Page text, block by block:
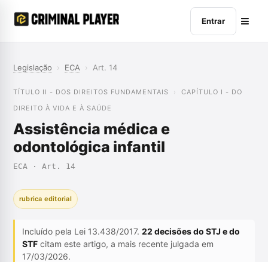
Entrar
Legislação › ECA › Art. 14
TÍTULO II - DOS DIREITOS FUNDAMENTAIS
CAPÍTULO I - DO
DIREITO À VIDA E À SAÚDE
Assistência médica e
odontológica infantil
ECA · Art. 14
rubrica editorial
Incluído pela Lei 13.438/2017. 22 decisões do STJ e do
STF citam este artigo, a mais recente julgada em
17/03/2026.